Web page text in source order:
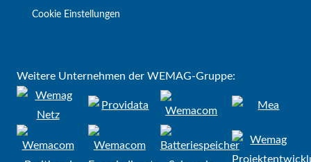
Cookie Einstellungen
Weitere Unternehmen der WEMAG-Gruppe: